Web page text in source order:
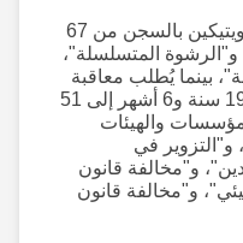
في لائحة الاتهام، يُطلب معاقبة سويتيكين بالسجن من 67
و"الرشوة المتسلسلة"،
بينما يُطلب معاقبة
غوليب إبراهيم أوغلو بالسجن من 19 سنة و6 أشهر إلى 51
والهيئات
في
و"مخالفة قانون
و"مخالفة قانون